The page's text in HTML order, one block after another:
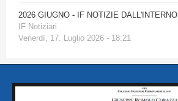
2026 GIUGNO - IF NOTIZIE DALL'INTERNO
IF Notiziari
Venerdì, 17. Luglio 2026 - 18:21